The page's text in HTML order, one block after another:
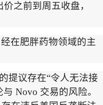
价之前到周五收盘，
在肥胖药物领域的主
的提议存在“令人无法接
与 Novo 交易的风险。